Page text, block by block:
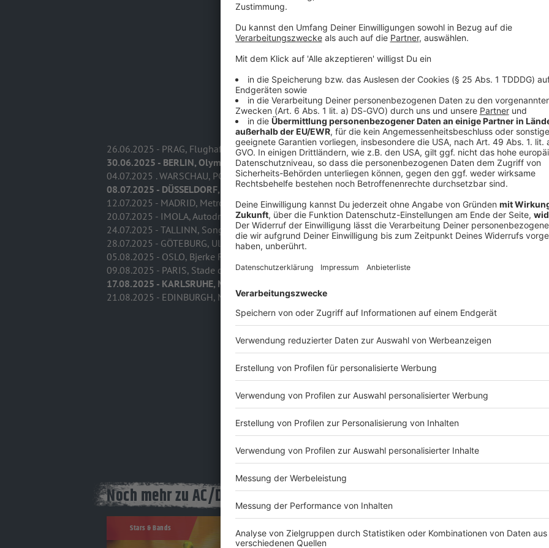
26.06.2025 - PRAG, Flughafen Letnany (Tschechische Republik)
30.06.2025 - BERLIN, Olympiastadion
04.07.2025 . WARSCHAU, PGE Narodowy (Polen)
08.07.2025 - DÜSSELDORF, Open Air Park
12.07.2025 - MADRID, Metropolitano Stadium (Spanien)
20.07.2025 - IMOLA, Autodrom International Ferrari (Italien)
24.07.2025 - TALLINN, Song Festival Grounds (Estland)
28.07.2025 - GÖTEBURG, Ullevi (Schweden)
05.08.2025 - OSLO, Bjerke Racecourse (Norwegen)
09.08.2025 - PARIS, Stade de France (Frankreich)
17.08.2025 - KARLSRUHE, Messe
21.08.2025 - EDINBURGH, Murrayfield Stadium (Schottland)
Wir benötigen
Inhalte von
Wir verwenden einen
Inhalte einzubetten.
Aktivitäten sammeln.
stimme der Nutzung des
Instagram Content
4 Grand Canal Square, Grand
Details anzeigen
Noch mehr zu AC/DC auf ROCK ANTENNE:
Stars & Bands